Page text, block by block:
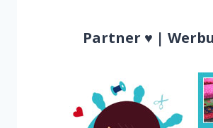
Partner ♥ |